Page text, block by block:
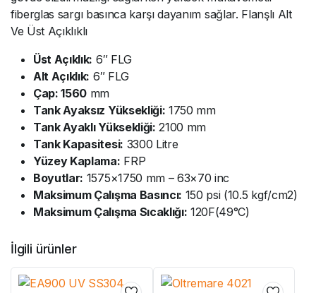
fiberglas sargı basınca karşı dayanım sağlar. Flanşlı Alt
Ve Üst Açıklıklı
Üst Açıklık: 6″ FLG
Alt Açıklık: 6″ FLG
Çap: 1560 mm
Tank Ayaksız Yüksekliği: 1750 mm
Tank Ayaklı Yüksekliği: 2100 mm
Tank Kapasitesi: 3300 Litre
Yüzey Kaplama: FRP
Boyutlar: 1575×1750 mm – 63×70 inc
Maksimum Çalışma Basıncı: 150 psi (10.5 kgf/cm2)
Maksimum Çalışma Sıcaklığı: 120F(49°C)
İlgili ürünler